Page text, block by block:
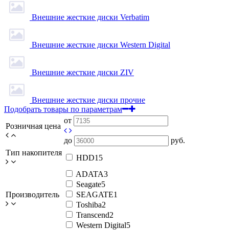
Внешние жесткие диски Verbatim
Внешние жесткие диски Western Digital
Внешние жесткие диски ZIV
Внешние жесткие диски прочие
Подобрать товары по параметрам
Розничная цена
от
до
руб.
Тип накопителя
HDD15
Производитель
ADATA3
Seagate5
SEAGATE1
Toshiba2
Transcend2
Western Digital5